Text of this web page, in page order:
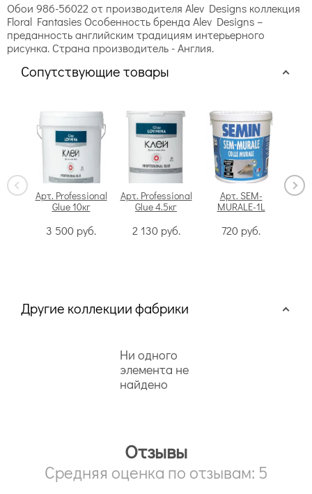
Обои 986-56022 от производителя Alev Designs коллекция
Floral Fantasies Особенность бренда Alev Designs –
преданность английским традициям интерьерного
рисунка. Страна производитель - Англия.
Сопутствующие товары
Арт. Professional
Glue 10кг
3 500 руб.
Арт. Professional
Glue 4.5кг
2 130 руб.
Арт. SEM-
MURALE-1L
720 руб.
Другие коллекции фабрики
Ни одного
элемента не
найдено
Отзывы
Средняя оценка по отзывам: 5